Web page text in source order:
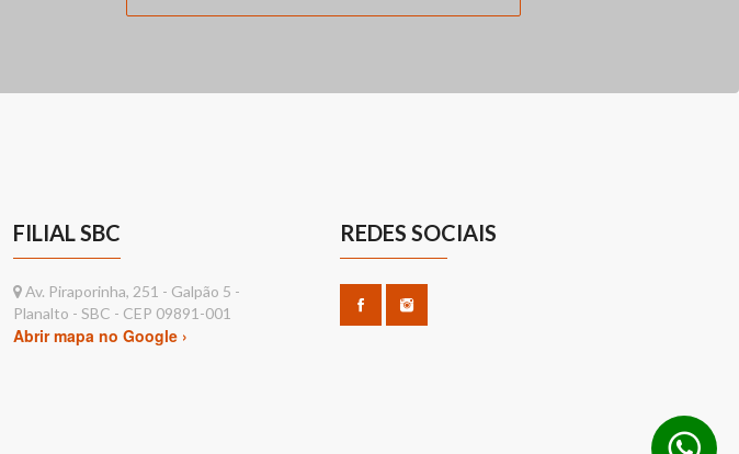
FILIAL SBC
Av. Piraporinha, 251 - Galpão 5 -
Planalto - SBC - CEP 09891-001
Abrir mapa no Google ›
REDES SOCIAIS